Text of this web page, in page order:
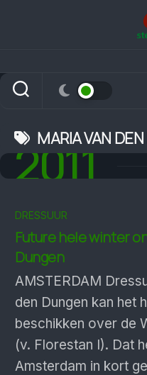
MARIA VAN
2011
DRESSUUR
Future hele winter
Dungen
AMSTERDAM
den Dungen kan het
beschikken over de
(v. Florestan I). Dat
Amsterdam in kort